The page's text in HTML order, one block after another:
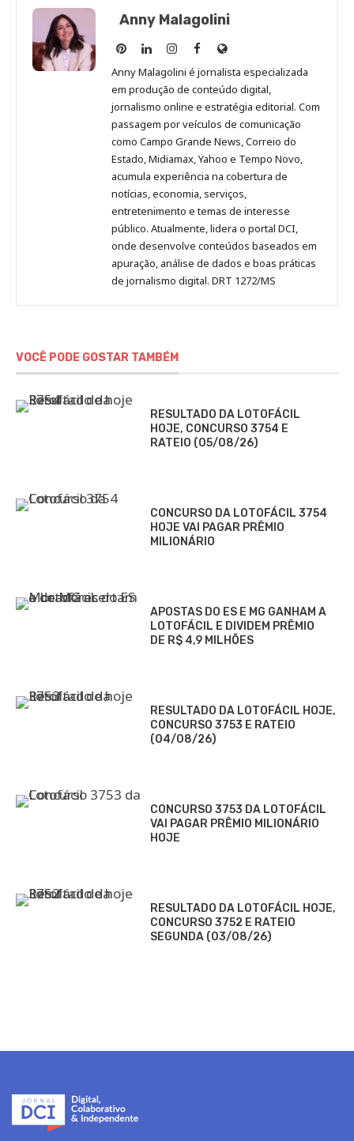
Anny Malagolini
Anny
Malagolini
no
Pinterest
Anny
Malagolini
no
LinkedIn
Anny
Malagolini
no
Instagram
Anny
Malagolini
no
Facebook
Site
de
Anny
Malagolini
Anny Malagolini é jornalista especializada
em produção de conteúdo digital,
jornalismo online e estratégia editorial. Com
passagem por veículos de comunicação
como Campo Grande News, Correio do
Estado, Midiamax, Yahoo e Tempo Novo,
acumula experiência na cobertura de
notícias, economia, serviços,
entretenimento e temas de interesse
público. Atualmente, lidera o portal DCI,
onde desenvolve conteúdos baseados em
apuração, análise de dados e boas práticas
de jornalismo digital. DRT 1272/MS
VOCÊ PODE GOSTAR TAMBÉM
RESULTADO DA LOTOFÁCIL
HOJE, CONCURSO 3754 E
RATEIO (05/08/26)
CONCURSO DA LOTOFÁCIL 3754
HOJE VAI PAGAR PRÊMIO
MILIONÁRIO
APOSTAS DO ES E MG GANHAM A
LOTOFÁCIL E DIVIDEM PRÊMIO
DE R$ 4,9 MILHÕES
RESULTADO DA LOTOFÁCIL HOJE,
CONCURSO 3753 E RATEIO
(04/08/26)
CONCURSO 3753 DA LOTOFÁCIL
VAI PAGAR PRÊMIO MILIONÁRIO
HOJE
RESULTADO DA LOTOFÁCIL HOJE,
CONCURSO 3752 E RATEIO
SEGUNDA (03/08/26)